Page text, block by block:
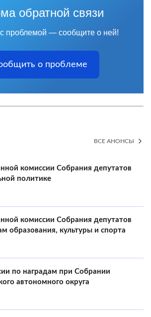
обратной связи
проблемой — сообщите о ней!
о проблеме
ВСЕ АНОНСЫ
комиссии Собрания депутатов
политике
комиссии Собрания депутатов
образования, культуры и спорта
по наградам при Собрании
автономного округа